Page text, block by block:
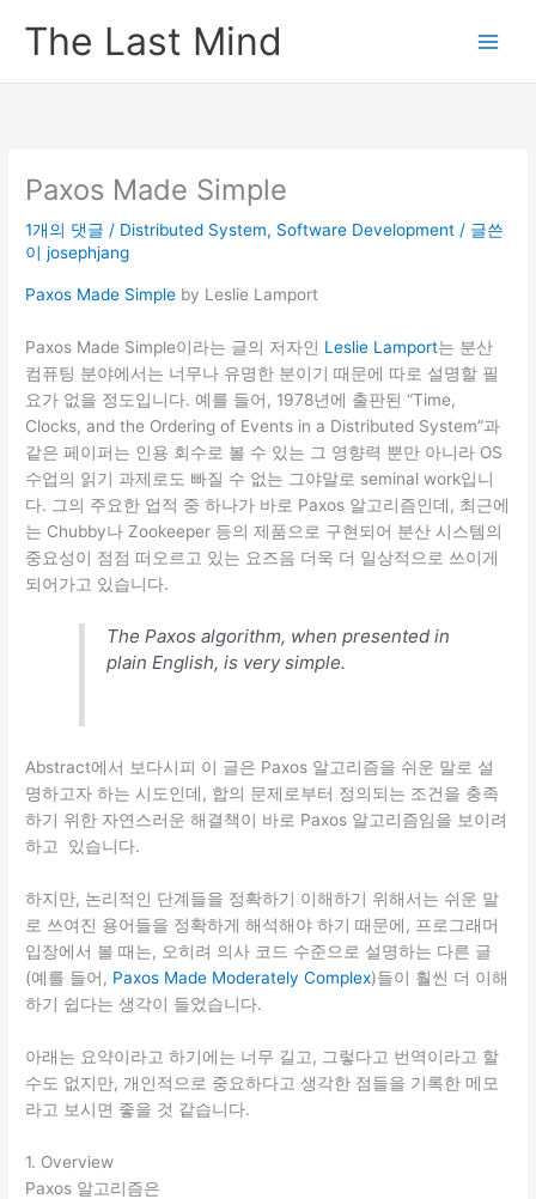
The Last Mind
Paxos Made Simple
1개의 댓글 / Distributed System, Software Development / 글쓴
이josephjang
Paxos Made Simple by Leslie Lamport
Paxos Made Simple이라는 글의 저자인 Leslie Lamport는 분산
컴퓨팅 분야에서는 너무나 유명한 분이기 때문에 따로 설명할 필
요가 없을 정도입니다. 예를 들어, 1978년에 출판된 “Time,
Clocks, and the Ordering of Events in a Distributed System”과
같은 페이퍼는 인용 회수로 볼 수 있는 그 영향력 뿐만 아니라 OS
수업의 읽기 과제로도 빠질 수 없는 그야말로 seminal work입니
다. 그의 주요한 업적 중 하나가 바로 Paxos 알고리즘인데, 최근에
는 Chubby나 Zookeeper 등의 제품으로 구현되어 분산 시스템의
중요성이 점점 떠오르고 있는 요즈음 더욱 더 일상적으로 쓰이게
되어가고 있습니다.
The Paxos algorithm, when presented in
plain English, is very simple.
Abstract에서 보다시피 이 글은 Paxos 알고리즘을 쉬운 말로 설
명하고자 하는 시도인데, 합의 문제로부터 정의되는 조건을 충족
하기 위한 자연스러운 해결책이 바로 Paxos 알고리즘임을 보이려
하고 있습니다.
하지만, 논리적인 단계들을 정확하기 이해하기 위해서는 쉬운 말
로 쓰여진 용어들을 정확하게 해석해야 하기 때문에, 프로그래머
입장에서 볼 때는, 오히려 의사 코드 수준으로 설명하는 다른 글
(예를 들어, Paxos Made Moderately Complex)들이 훨씬 더 이해
하기 쉽다는 생각이 들었습니다.
아래는 요약이라고 하기에는 너무 길고, 그렇다고 번역이라고 할
수도 없지만, 개인적으로 중요하다고 생각한 점들을 기록한 메모
라고 보시면 좋을 것 같습니다.
1. Overview
Paxos 알고리즘은